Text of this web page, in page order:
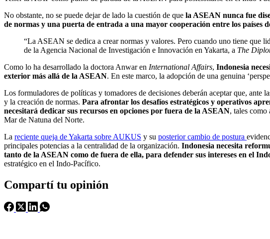
No obstante, no se puede dejar de lado la cuestión de que la ASEAN nunca fue
de normas y una puerta de entrada a una mayor cooperación entre los países
“La ASEAN se dedica a crear normas y valores. Pero cuando uno tiene que
de la Agencia Nacional de Investigación e Innovación en Yakarta, a The
Como lo ha desarrollado la doctora Anwar en International Affairs, Indonesia
exterior más allá de la ASEAN. En este marco, la adopción de una genuina
Los formuladores de políticas y tomadores de decisiones deberán aceptar que,
y la creación de normas. Para afrontar los desafíos estratégicos y operativos
necesitará dedicar sus recursos en opciones por fuera de la ASEAN, tales
Mar de Natuna del Norte.
La reciente queja de Yakarta sobre AUKUS y su posterior cambio de postura
principales potencias a la centralidad de la organización. Indonesia necesita
tanto de la ASEAN como de fuera de ella, para defender sus intereses en el
estratégico en el Indo-Pacífico.
Compartí tu opinión